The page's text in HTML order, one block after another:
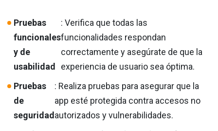
Pruebas
funcionales
y de
usabilidad
: Verifica que todas las
funcionalidades respondan
correctamente y asegúrate de que la
experiencia de usuario sea óptima.
Pruebas
de
seguridad
: Realiza pruebas para asegurar que la
app esté protegida contra accesos no
autorizados y vulnerabilidades.